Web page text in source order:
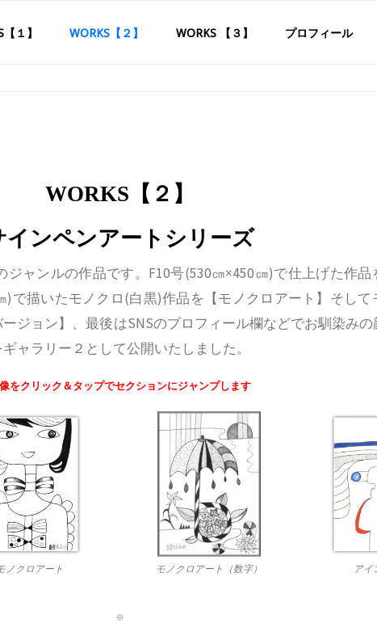
１】 WORKS【２】 WORKS 【３】 プロフィール
WORKS【２】
インペンアートシリーズ
ャンルの作品です。F10号(530㎝×450㎝)で仕上げた作品
)で描いたモノクロ(白黒)作品を【モノクロアート】そして
ジョン】、最後はSNSのプロフィール欄などでお馴染み
ャラリー２として公開いたしました。
をクリック＆タップでセクションにジャンプします
ノクロアート モノクロアート（数字） アイ
※